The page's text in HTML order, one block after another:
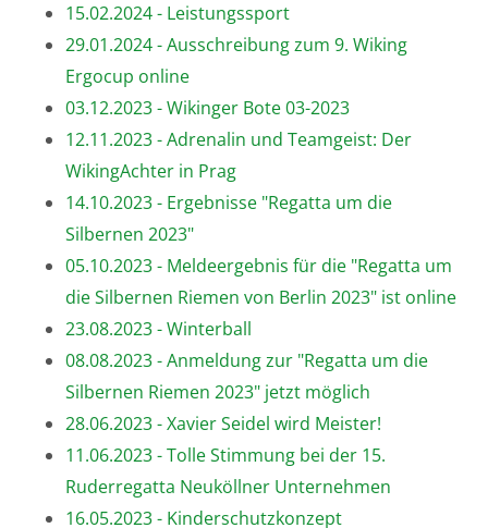
15.02.2024 - Leistungssport
29.01.2024 - Ausschreibung zum 9. Wiking
Ergocup online
03.12.2023 - Wikinger Bote 03-2023
12.11.2023 - Adrenalin und Teamgeist: Der
WikingAchter in Prag
14.10.2023 - Ergebnisse "Regatta um die
Silbernen 2023"
05.10.2023 - Meldeergebnis für die "Regatta um
die Silbernen Riemen von Berlin 2023" ist online
23.08.2023 - Winterball
08.08.2023 - Anmeldung zur "Regatta um die
Silbernen Riemen 2023" jetzt möglich
28.06.2023 - Xavier Seidel wird Meister!
11.06.2023 - Tolle Stimmung bei der 15.
Ruderregatta Neuköllner Unternehmen
16.05.2023 - Kinderschutzkonzept